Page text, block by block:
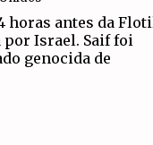
horas antes da
Israel. Saif foi
genocida de